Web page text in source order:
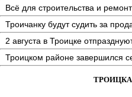
Всё для строительства и
Троичанку будут судить за
2 августа в Троицке
Троицком районе завершился